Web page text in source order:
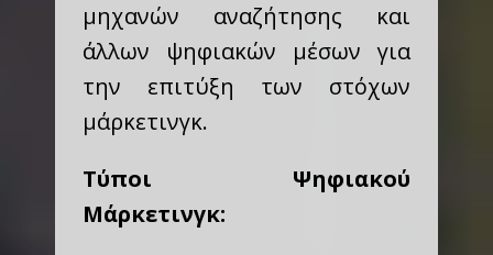
μηχανών αναζήτησης και
άλλων ψηφιακών μέσων για
την επιτύξη των στόχων
μάρκετινγκ.
Τύποι Ψηφιακού
Μάρκετινγκ: